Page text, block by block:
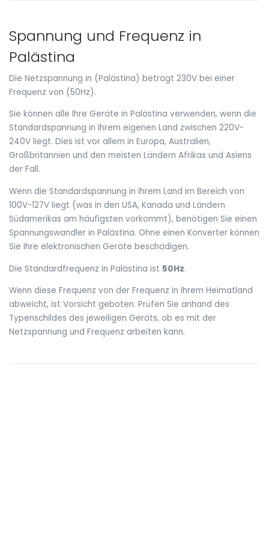
Spannung und Frequenz in
Palästina
Die Netzspannung in (Palästina) beträgt 230V bei einer
Frequenz von (50Hz).
Sie können alle Ihre Geräte in Palästina verwenden, wenn die
Standardspannung in Ihrem eigenen Land zwischen 220V-
240V liegt. Dies ist vor allem in Europa, Australien,
Großbritannien und den meisten Ländern Afrikas und Asiens
der Fall.
Wenn die Standardspannung in Ihrem Land im Bereich von
100V-127V liegt (was in den USA, Kanada und Ländern
Südamerikas am häufigsten vorkommt), benötigen Sie einen
Spannungswandler in Palästina. Ohne einen Konverter können
Sie Ihre elektronischen Geräte beschädigen.
Die Standardfrequenz in Palästina ist 50Hz.
Wenn diese Frequenz von der Frequenz in Ihrem Heimatland
abweicht, ist Vorsicht geboten. Prüfen Sie anhand des
Typenschildes des jeweiligen Geräts, ob es mit der
Netzspannung und Frequenz arbeiten kann.